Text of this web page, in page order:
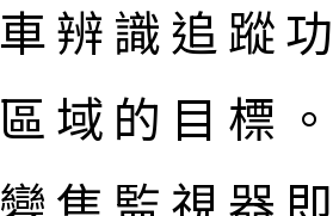
辨識追蹤
域的目標